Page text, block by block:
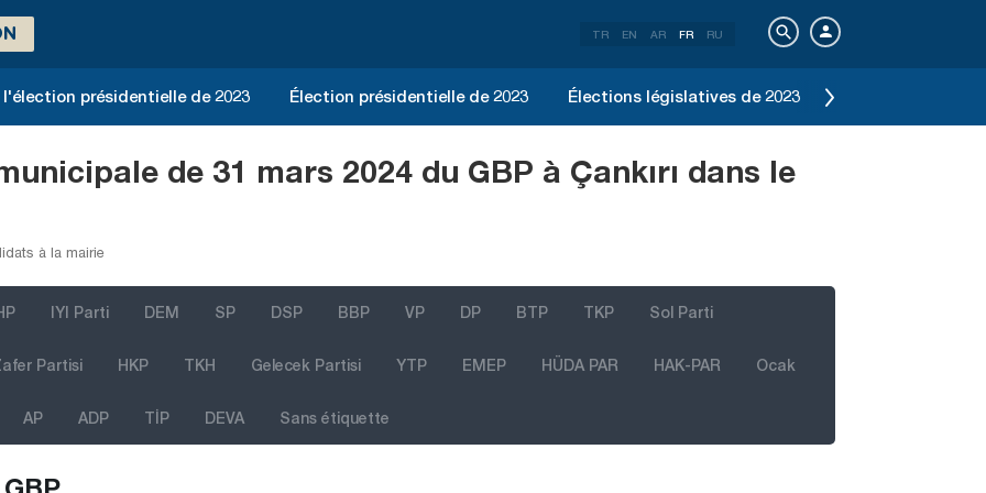
TR EN AR FR RU
présidentielle de 2023 Élection présidentielle de 2023 Élections législatives de 2023
de 31 mars 2024 du GBP à Çankırı dans le
à la mairie
IYI Parti DEM SP DSP BBP VP DP BTP TKP Sol Parti
Partisi HKP TKH Gelecek Partisi YTP EMEP HÜDA PAR HAK-PAR Ocak
AP ADP TİP DEVA Sans étiquette